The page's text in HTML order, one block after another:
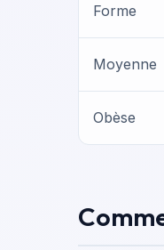
Forme
Moyenne
Obèse